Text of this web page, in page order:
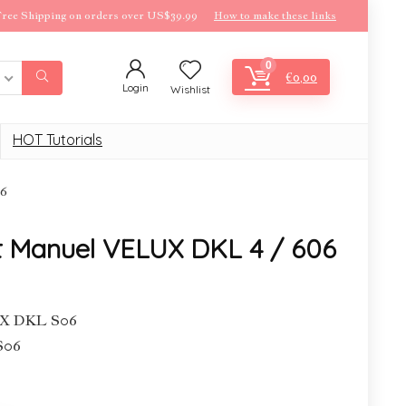
Shipping on orders over US$39.99 How to make these links
Login Wishlist
0
€0,00
HOT Tutorials
VELUX DKL 4 / 606
DKL S06